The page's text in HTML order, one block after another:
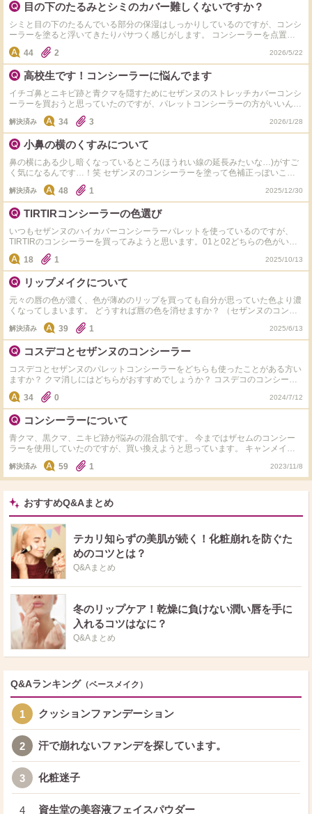
目の下のたるみとシミのカバー難しくないですか？
シミと目の下のたるんでいる部分の保湿はしっかりしているのですが、コンシ
ーラーを塗ると浮いてきたりパサつく感じがします。 コンシーラーを点置き
してブラシで馴染ませているのですが、ツールを変えたほうがいいのかコンシ
ーラーに問題があるのかわかりません。 セザンヌがシミ用、ヴィセはたるみ
とクマにもツールっています。 色黒なのでこれくらいオレンジが強めでもな
かなかカバー出来ません。 使っているコンシーラーをタグ付けします。
44 2 2026/5/22
高校生です！コンシーラーに悩んでます
イチゴ鼻とニキビ跡と青クマを隠すためにセザンヌのストレッチカバーコンシ
ーラーを買おうと思っていたのですが、パレットコンシーラーの方がいいんじ
ゃないかと言われました。色々調べたりしてセザンヌかCANMAKEのパレット
コンシーラーがいいんじゃないかと思ったのですがどっちがいいかなわからな
くて困ってます。お助け下さい。 ちなみに肌は鼻が脂性肌気味で他が乾燥肌
気味です
解決済み 34 3 2026/1/28
小鼻の横のくすみについて
鼻の横にある少し暗くなっているところ(ほうれい線の延長みたいな…)がすご
く気になるんです…！笑 セザンヌのコンシーラーを塗って色補正っぽいこと
をしているんですが効果なくて… そういうくすみとかを吹っ飛ばしてくれる
コンシーラー 、もしくは塗り方などを教えてくださいっ！
解決済み 48 1 2025/12/30
TIRTIRコンシーラーの色選び
いつもセザンヌのハイカバーコンシーラーパレットを使っているのですが、
TIRTIRのコンシーラーを買ってみようと思います。01と02どちらの色がいい
のでしょうか？ タグのセザンヌのリキッドファンデは10だと少し明るかった
です。
18 1 2025/10/13
リップメイクについて
元々の唇の色が濃く、色が薄めのリップを買っても自分が思っていた色より濃
くなってしまいます。 どうすれば唇の色を消せますか？ （セザンヌのコンシ
ーラーパレットを使用していました）
解決済み 39 1 2025/6/13
コスデコとセザンヌのコンシーラー
コスデコとセザンヌのパレットコンシーラーをどちらも使ったことがある方い
ますか？ クマ消しにはどちらがおすすめでしょうか？ コスデコのコンシーラ
ーは持っていて、使うとクマが8割消えますが、2割の黒クマがうっすら残って
しまいます。 そのため新しいコンシーラーを検討中です。 セザンヌのコンシ
ーラーがLDKで一位になっていたので、コスデコより良いなら買いたいなと思
っています。
34 0 2024/7/12
コンシーラーについて
青クマ、黒クマ、ニキビ跡が悩みの混合肌です。 今まではザセムのコンシー
ラーを使用していたのですが、買い換えようと思っています。 キャンメイク･
セザンヌが第1候補ですが、予算を上げてIPSA･コスデコにするのもいいかな
と迷っています。 キャンメイク、セザンヌをお使いの方、どちらのコンシー
ラーがおすすめでしょうか。 また、予算を上げるなら、IPSAかコスデコどち
らがおすすめですか。
解決済み 59 1 2023/11/8
おすすめQ&Aまとめ
テカリ知らずの美肌が続く！化粧崩れを防ぐた
めのコツとは？
Q&Aまとめ
冬のリップケア！乾燥に負けない潤い唇を手に
入れるコツはなに？
Q&Aまとめ
Q&Aランキング （ベースメイク）
1 クッションファンデーション
2 汗で崩れないファンデを探しています。
3 化粧迷子
4 資生堂の美容液フェイスパウダー